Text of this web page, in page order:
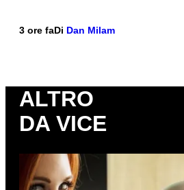
3 ore faDi Dan Milam
ALTRO
DA VICE